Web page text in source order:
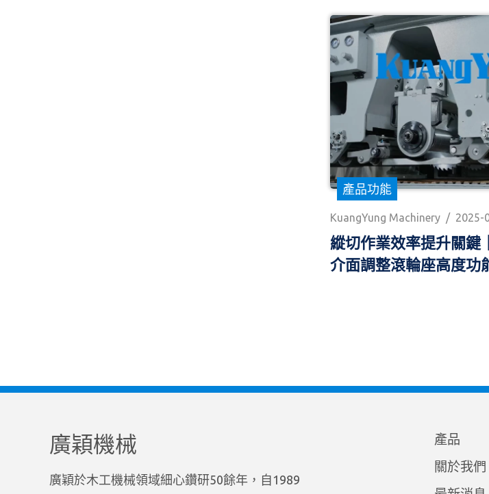
產品功能
KuangYung Machinery / 2025-
縱切作業效率提升關鍵
介面調整滾輪座高度功
廣穎機械
廣穎於木工機械領域細心鑽研50餘年，自1989
產品
關於我們